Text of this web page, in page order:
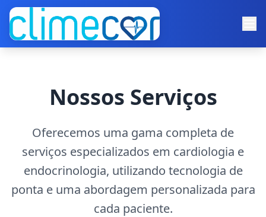
Nossos Serviços
Oferecemos uma gama completa de
serviços especializados em cardiologia e
endocrinologia, utilizando tecnologia de
ponta e uma abordagem personalizada para
cada paciente.